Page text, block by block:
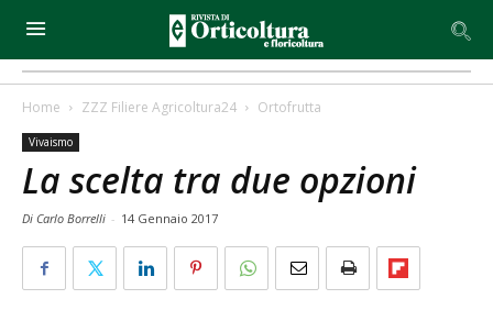
Home ZZZ Filiere Agricoltura24 Ortofrutta
Vivaismo
La scelta tra due opzioni
Di Carlo Borrelli - 14 Gennaio 2017